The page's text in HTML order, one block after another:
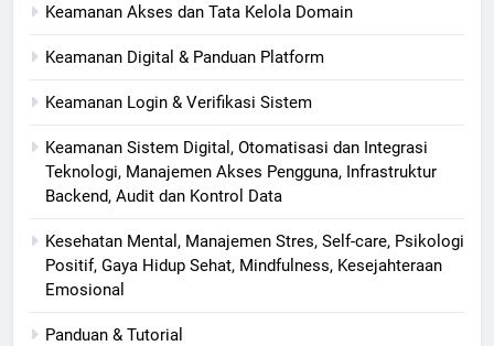
Keamanan Akses dan Tata Kelola Domain
Keamanan Digital & Panduan Platform
Keamanan Login & Verifikasi Sistem
Keamanan Sistem Digital, Otomatisasi dan Integrasi
Teknologi, Manajemen Akses Pengguna, Infrastruktur
Backend, Audit dan Kontrol Data
Kesehatan Mental, Manajemen Stres, Self-care, Psikologi
Positif, Gaya Hidup Sehat, Mindfulness, Kesejahteraan
Emosional
Panduan & Tutorial